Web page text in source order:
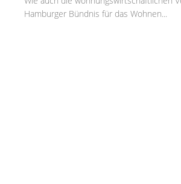
Hamburger Bündnis für das Wohnen...